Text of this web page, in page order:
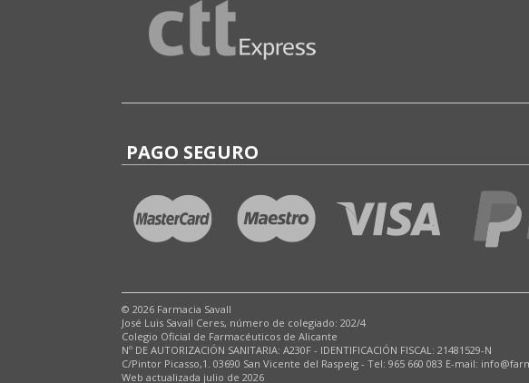
PAGO SEGURO
© 2026 Farmacia Savall
José Luis Savall Ceres, número de colegiado: 202/4
Colegio Oficial de Farmacéuticos de Alicante
Nº DE AUTORIZACIÓN SANITARIA: A230F - IDENTIFICACIÓN FISCAL: 21481529-N
C/Pintor Picasso,1. 03690 San Vicente del Raspeig - Tel: 965 660 083 E-mail:
Web actualizada julio de 2026